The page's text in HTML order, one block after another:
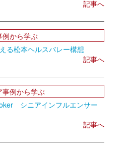
記事へ
例から学ぶ
る松本ヘルスバレー構想
記事へ
事例から学ぶ
シニアインフルエンサー
記事へ